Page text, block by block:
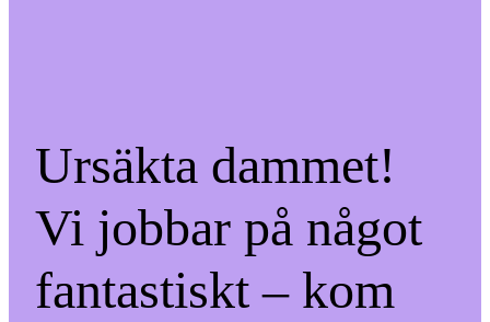
Ursäkta dammet!
Vi jobbar på något
fantastiskt – kom